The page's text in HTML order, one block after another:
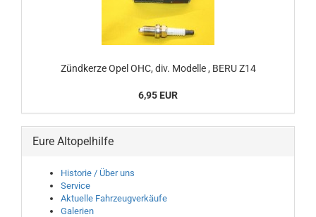
Zündkerze Opel OHC, div. Modelle , BERU Z14
6,95 EUR
Eure Altopelhilfe
Historie / Über uns
Service
Aktuelle Fahrzeugverkäufe
Galerien